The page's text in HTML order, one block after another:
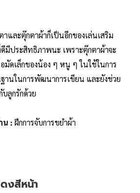
และตุ๊กตาผ้าก็เป็นอีกของเล่นเสริม
ประสิทธิภาพนะ เพราะตุ๊กตาผ้าจะ
ดเล็กของน้อง ๆ หนู ๆ ในใช้ในการ
นในการพัฒนาการเขียน และยังช่วย
ลูกรักด้วย
น : ฝึกการจับการขยำผ้า
งสีหน้า